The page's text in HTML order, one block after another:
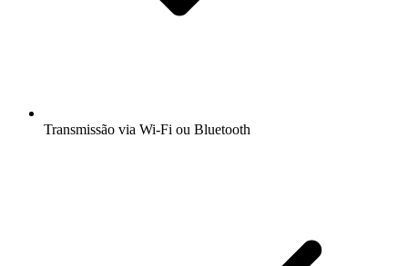
Transmissão via Wi-Fi ou Bluetooth